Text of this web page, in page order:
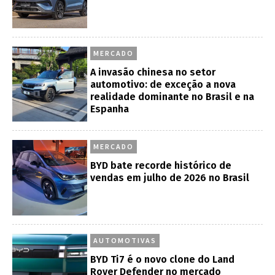
MERCADO
A invasão chinesa no setor
automotivo: de exceção a nova
realidade dominante no Brasil e na
Espanha
MERCADO
BYD bate recorde histórico de
vendas em julho de 2026 no Brasil
AUTOMOTIVAS
BYD Ti7 é o novo clone do Land
Rover Defender no mercado